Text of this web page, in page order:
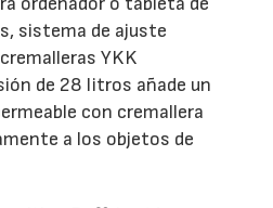
sistema de ajuste
YKK
de 28 litros añade un
con cremallera
a los objetos de